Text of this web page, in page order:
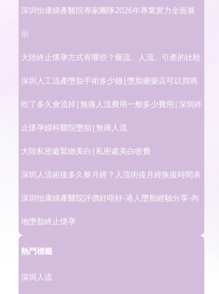
深圳怡康婦產醫院專家團隊2026年專業實力全面展
示
大陸終止懷孕方式有哪些？藥流、人流、引產的比較
深圳人工流產墮胎手術多少錢|墮胎藥藥店可以買嗎
吃了多久會流掉|無痛人流費用一般多少費用|深圳終
止懷孕婦科醫院墮胎|無痛人流
大陸私密處緊緻美白|私密處美白收費
深圳人流術後多久黎月經？人流術後月經恢復時間表
深圳怡康婦產醫院評價好唔好-港人墮胎經驗分享-內
地墮胎終止懷孕
熱門標籤
深圳人流